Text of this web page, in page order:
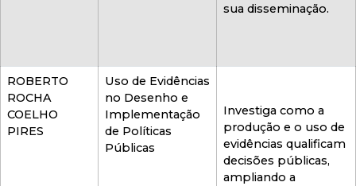
sua disseminação.
ROBERTO
ROCHA
COELHO
PIRES
Uso de Evidências
no Desenho e
Implementação
de Políticas
Públicas
Investiga como a
produção e o uso de
evidências qualificam
decisões públicas,
ampliando a